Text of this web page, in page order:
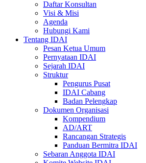
Daftar Konsultan
Visi & Misi
Agenda
Hubungi Kami
Tentang IDAI
Pesan Ketua Umum
Pernyataan IDAI
Sejarah IDAI
Struktur
Pengurus Pusat
IDAI Cabang
Badan Pelengkap
Dokumen Organisasi
Kompendium
AD/ART
Rancangan Strategis
Panduan Bermitra IDAI
Sebaran Anggota IDAI